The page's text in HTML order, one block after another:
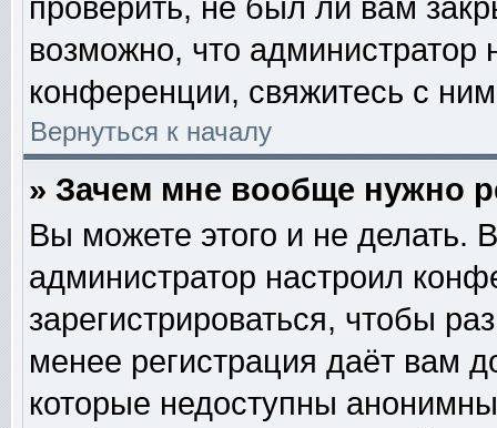
проверить, не был ли вам
возможно, что
конференции, свяжитесь с
Вернуться к началу
» Зачем мне вообще нужно
Вы можете этого и не делать.
администратор настроил
зарегистрироваться, чтобы
менее регистрация даёт вам
которые недоступны